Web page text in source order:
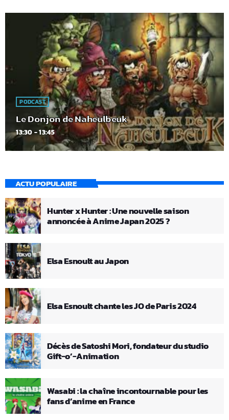
PODCAST
Le Donjon de Naheulbeuk
13:30 - 13:45
ACTU POPULAIRE
Hunter x Hunter : Une nouvelle saison
annoncée à Anime Japan 2025 ?
Elsa Esnoult au Japon
Elsa Esnoult chante les JO de Paris 2024
Décès de Satoshi Mori, fondateur du studio
Gift-o’-Animation
Wasabi : la chaîne incontournable pour les
fans d’anime en France